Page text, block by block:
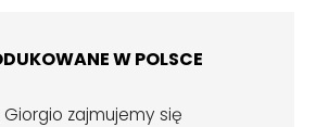
W POLSCE
Giorgio zajmujemy się